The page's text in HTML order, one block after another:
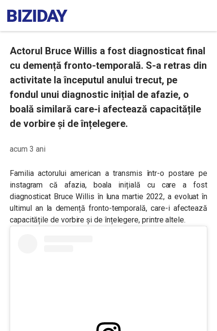
Actorul Bruce Willis a fost diagnosticat final
cu demență fronto-temporală. S-a retras din
activitate la începutul anului trecut, pe
fondul unui diagnostic inițial de afazie, o
boală similară care-i afectează capacitățile
de vorbire și de înțelegere.
acum 3 ani
Familia actorului american a transmis într-o postare pe
instagram că afazia, boala inițială cu care a fost
diagnosticat Bruce Willis în luna martie 2022, a evoluat în
ultimul an la demență fronto-temporală, care-i afectează
capacitățile de vorbire și de înțelegere, printre altele.